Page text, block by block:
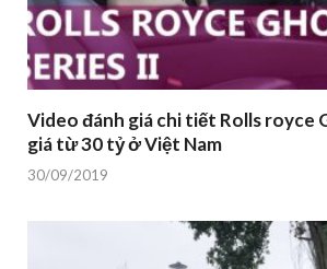
Video đánh giá chi tiết Rolls royce
giá từ 30 tỷ ở Việt Nam
30/09/2019